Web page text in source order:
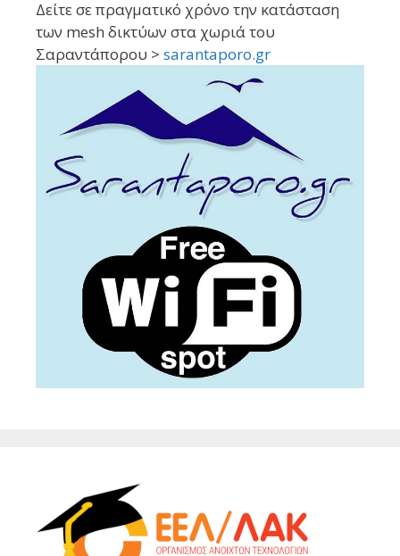
Δείτε σε πραγματικό χρόνο την κατάσταση
των mesh δικτύων στα χωριά του
Σαραντάπορου > sarantaporo.gr